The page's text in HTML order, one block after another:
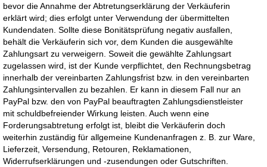
bevor die Annahme der Abtretungserklärung der Verkäuferin
erklärt wird; dies erfolgt unter Verwendung der übermittelten
Kundendaten. Sollte diese Bonitätsprüfung negativ ausfallen,
behält die Verkäuferin sich vor, dem Kunden die ausgewählte
Zahlungsart zu verweigern. Soweit die gewählte Zahlungsart
zugelassen wird, ist der Kunde verpflichtet, den Rechnungsbetrag
innerhalb der vereinbarten Zahlungsfrist bzw. in den vereinbarten
Zahlungsintervallen zu bezahlen. Er kann in diesem Fall nur an
PayPal bzw. den von PayPal beauftragten Zahlungsdienstleister
mit schuldbefreiender Wirkung leisten. Auch wenn eine
Forderungsabtretung erfolgt ist, bleibt die Verkäuferin doch
weiterhin zuständig für allgemeine Kundenanfragen z. B. zur Ware,
Lieferzeit, Versendung, Retouren, Reklamationen,
Widerrufserklärungen und -zusendungen oder Gutschriften.